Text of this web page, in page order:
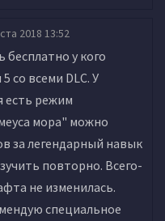
2018 13:52
бесплатно у кого
со всеми DLC. У
есть режим
мора" можно
за легендарный навык
повторно. Всего-
не изменилась.
специальное